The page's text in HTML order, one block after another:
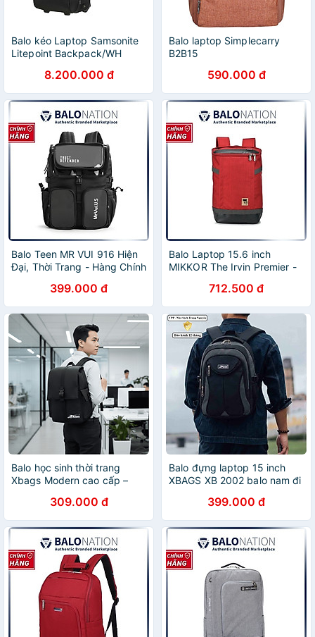
Balo kéo Laptop Samsonite
Litepoint Backpack/WH
8.200.000 đ
Balo laptop Simplecarry
B2B15
590.000 đ
Balo Teen MR VUI 916 Hiện
Đại, Thời Trang - Hàng Chính
399.000 đ
Balo Laptop 15.6 inch
MIKKOR The Irvin Premier -
712.500 đ
Balo học sinh thời trang
Xbags Modern cao cấp –
thiết kế hiện đại thanh lịch
XB2007
309.000 đ
Balo đựng laptop 15 inch
XBAGS XB 2002 balo nam đi
399.000 đ